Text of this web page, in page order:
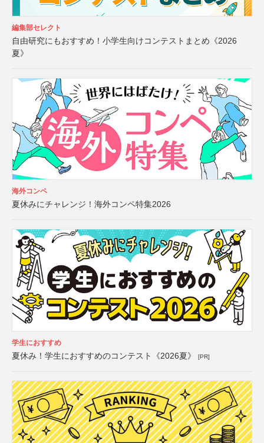
編集部セレクト
自由研究にもおすすめ！小学生向けコンテストまとめ《2026
夏》
海外コンペ
夏休みにチャレンジ！海外コンペ特集2026
学生におすすめ
夏休み！学生におすすめのコンテスト《2026夏》 [PR]